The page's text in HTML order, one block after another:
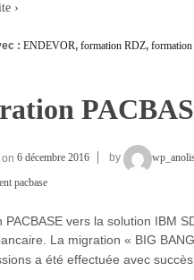
›
: ENDEVOR, formation RDZ, formation
6 décembre 2016 by
pacbase
PACBASE vers la solution IBM
La migration « BIG
a été effectuée avec